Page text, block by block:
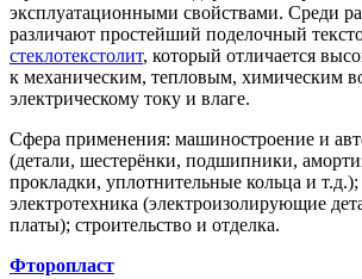
эксплуатационными свойствами. Среди
различают простейший поделочный
стеклотекстолит, который отличается
к механическим, тепловым, химическим
электрическому току и влаге.
Сфера применения: машиностроение и
(детали, шестерёнки, подшипники,
прокладки, уплотнительные кольца и т.д.);
электротехника (электроизолирующие
платы); строительство и отделка.
Фторопласт